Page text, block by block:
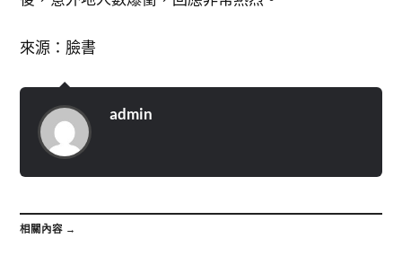
來源：臉書
admin
相關內容 →